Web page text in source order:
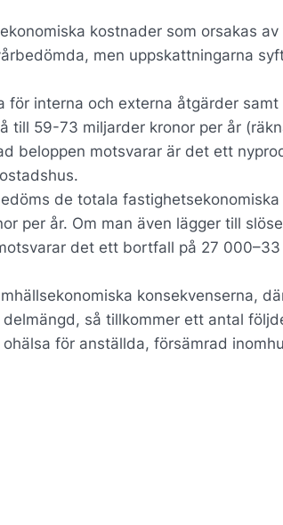
kostnader som orsakas
men uppskattningarna
för interna och externa åtgärder
till 59-73 miljarder kronor per år
beloppen motsvarar är det ett
de totala
per år. Om man även lägger till
det ett bortfall på 27
konsekvenserna,
så tillkommer ett antal
för anställda, försämrad